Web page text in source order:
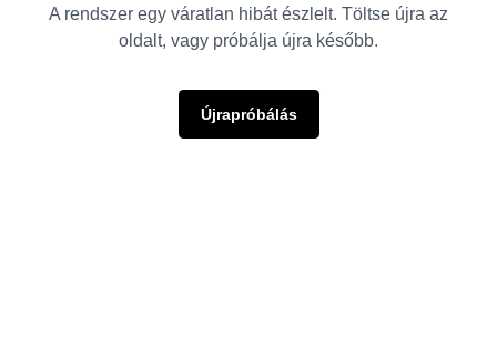
A rendszer egy váratlan hibát észlelt. Töltse újra az
oldalt, vagy próbálja újra később.
Újrapróbálás